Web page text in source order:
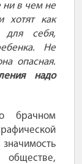
ни в чем не
хотят
как
себя,
Не
опасная.
надо
брачном